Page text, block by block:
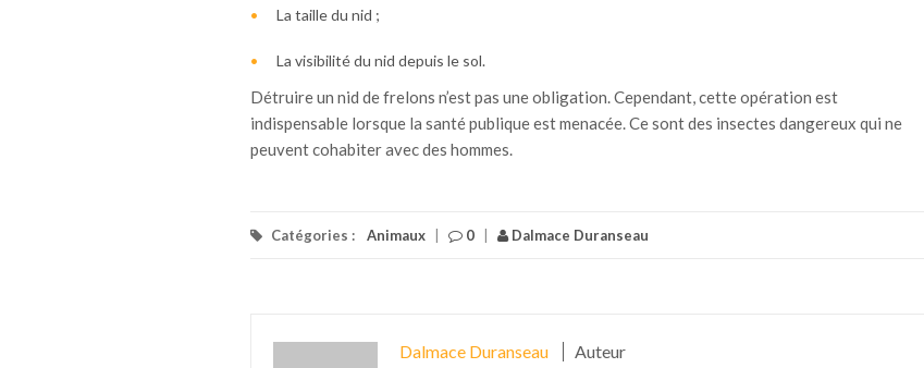
La taille du nid ;
La visibilité du nid depuis le sol.
Détruire un nid de frelons n’est pas une obligation. Cependant, cette opération est
indispensable lorsque la santé publique est menacée. Ce sont des insectes dangereux qui ne
peuvent cohabiter avec des hommes.
Catégories : Animaux 0 Dalmace Duranseau
Dalmace Duranseau Auteur